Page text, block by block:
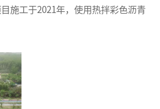
施工于2021年，使用热拌彩色沥青